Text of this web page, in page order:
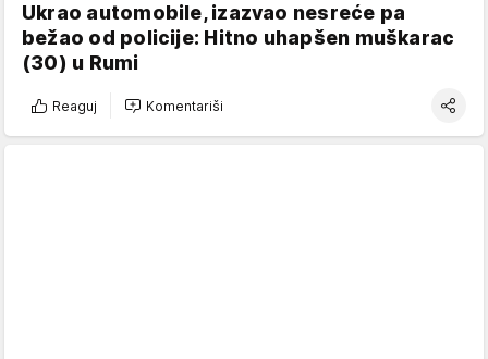
Ukrao automobile, izazvao nesreće pa
bežao od policije: Hitno uhapšen muškarac
(30) u Rumi
Reaguj Komentariši